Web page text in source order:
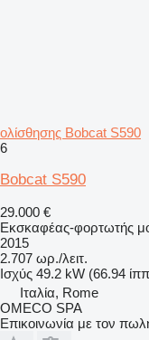
ολίσθησης Bobcat S590
6
Bobcat S590
29.000 €
Εκσκαφέας-φορτωτής
2015
2.707 ωρ./λειτ.
Ισχύς 49.2 kW (66.94
Ιταλία, Rome
OMECO SPA
Επικοινωνία με τον